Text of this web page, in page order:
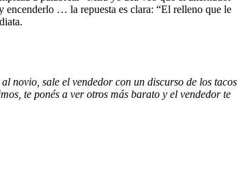
encenderlo … la repuesta es clara: “El relleno que le
novio, sale el vendedor con un discurso de los tacos
te ponés a ver otros más barato y el vendedor te